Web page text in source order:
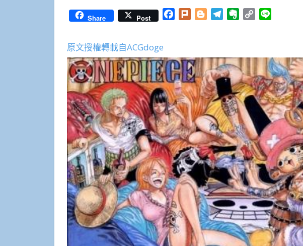
Share Post Facebook
Plurk BloggerTelegramEvernote
Copy
原文授權轉載自ACGdoge